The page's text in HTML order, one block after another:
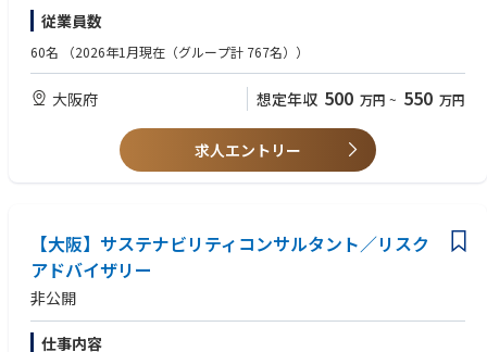
従業員数
60名 （2026年1月現在（グループ計 767名））
大阪府 想定年収 500 万円 ~ 550 万円
求人エントリー
【大阪】サステナビリティコンサルタント／リスク
アドバイザリー
非公開
仕事内容